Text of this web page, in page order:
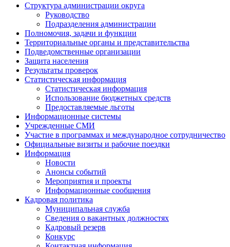
Структура администрации округа
Руководство
Подразделения администрации
Полномочия, задачи и функции
Территориальные органы и представительства
Подведомственные организации
Защита населения
Результаты проверок
Статистическая информация
Статистическая информация
Использование бюджетных средств
Предоставляемые льготы
Информационные системы
Учрежденные СМИ
Участие в программах и международное сотрудничество
Официальные визиты и рабочие поездки
Информация
Новости
Анонсы событий
Мероприятия и проекты
Информационные сообщения
Кадровая политика
Муниципальная служба
Сведения о вакантных должностях
Кадровый резерв
Конкурс